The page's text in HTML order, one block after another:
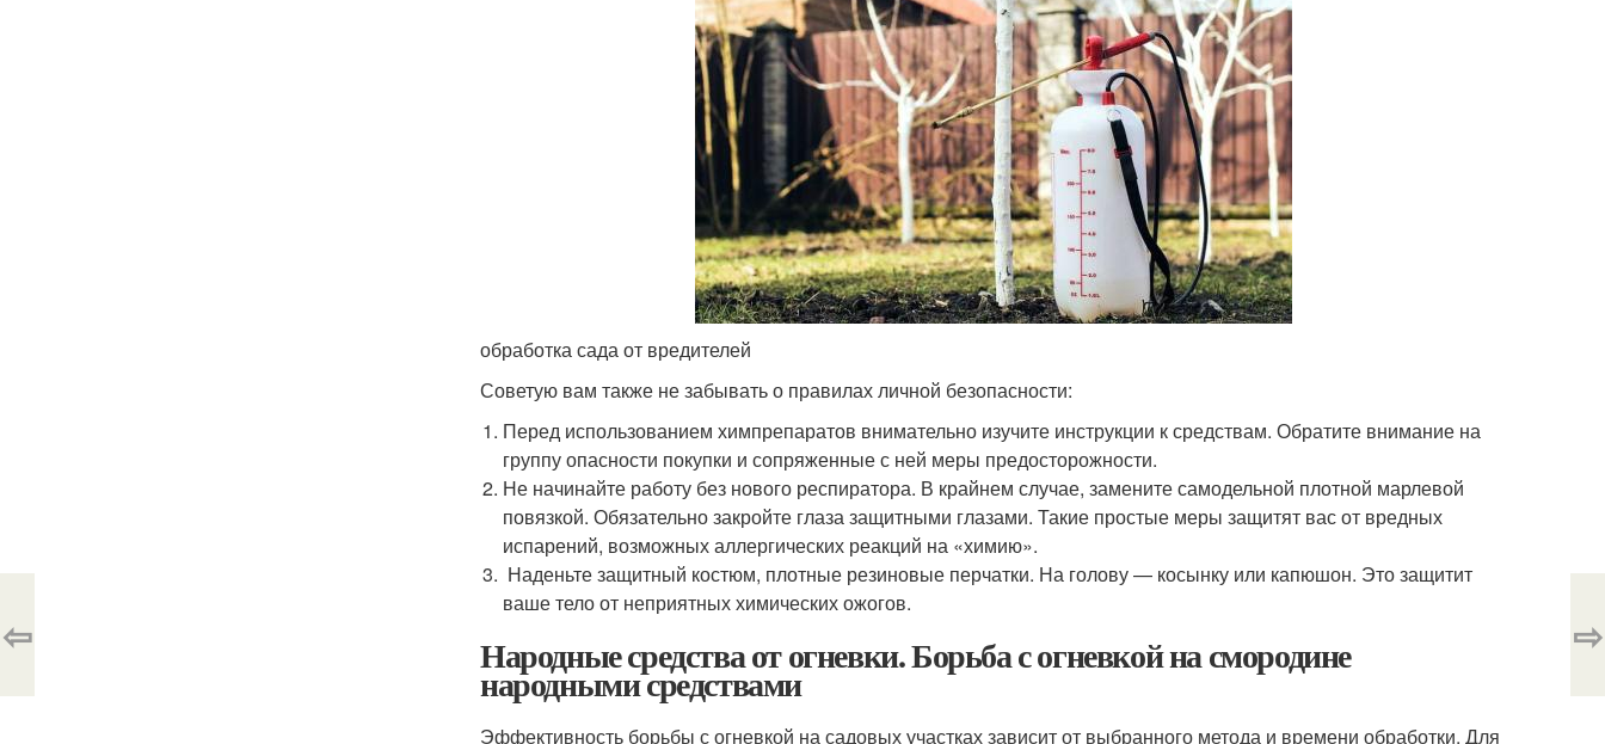
обработка сада от вредителей
Советую вам также не забывать о правилах личной безопасности:
Перед использованием химпрепаратов внимательно изучите инструкции к средствам. Обратите внимание на
группу опасности покупки и сопряженные с ней меры предосторожности.
Не начинайте работу без нового респиратора. В крайнем случае, замените самодельной плотной марлевой
повязкой. Обязательно закройте глаза защитными глазами. Такие простые меры защитят вас от вредных
испарений, возможных аллергических реакций на «химию».
Наденьте защитный костюм, плотные резиновые перчатки. На голову — косынку или капюшон. Это защитит
ваше тело от неприятных химических ожогов.
Народные средства от огневки. Борьба с огневкой на смородине
народными средствами
Эффективность борьбы с огневкой на садовых участках зависит от выбранного метода и времени обработки. Для
⇦ ⇨